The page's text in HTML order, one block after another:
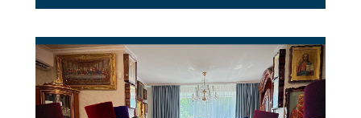
часткою її святих мощей. Митрополиту
Варсонофію співслужили секретар єпархії
архімандрит Єнох (Торак), благочинний
Жмеринського округу протоієрей Ярослав
Коромчевський, клірики […]